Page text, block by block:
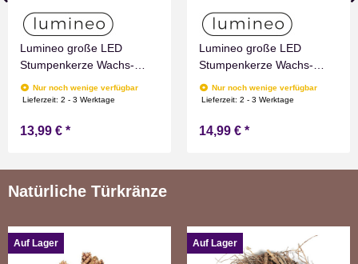
Lumineo große LED
Stumpenkerze Wachs-
Optik Grün mit Timer
Flammen Effect für
hoch
Nur noch wenige verfügbar
Lieferzeit:2 - 3 Werktage
13,99 € *
Lumineo große LED
Stumpenkerze Wachs-
Optik Rot mit Timer
Flammen Effect für
hoch
Nur noch wenige verfügbar
Lieferzeit:2 - 3 Werktage
14,99 € *
Natürliche Türkränze
Auf Lager Auf Lager